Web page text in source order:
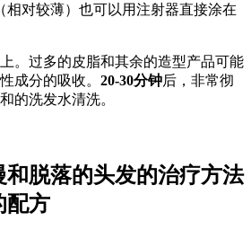
相对较薄）也可以用注射器直接涂在
。过多的皮脂和其余的造型产品可能
成分的吸收。 20-30分钟后，非常彻
的洗发水清洗。
和脱落的头发的治疗方法
配方